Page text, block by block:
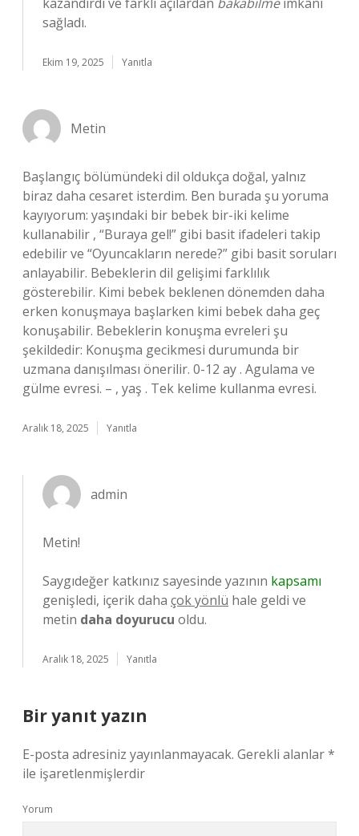
sağladı.
Ekim 19, 2025 Yanıtla
Metin
Başlangıç bölümündeki dil oldukça doğal, yalnız
biraz daha cesaret isterdim. Ben burada şu yoruma
kayıyorum: yaşındaki bir bebek bir-iki kelime
kullanabilir , “Buraya gel!” gibi basit ifadeleri takip
edebilir ve “Oyuncakların nerede?” gibi basit soruları
anlayabilir. Bebeklerin dil gelişimi farklılık
gösterebilir. Kimi bebek beklenen dönemden daha
erken konuşmaya başlarken kimi bebek daha geç
konuşabilir. Bebeklerin konuşma evreleri şu
şekildedir: Konuşma gecikmesi durumunda bir
uzmana danışılması önerilir. 0-12 ay . Agulama ve
gülme evresi. – , yaş . Tek kelime kullanma evresi.
Aralık 18, 2025 Yanıtla
admin
Metin!
Saygıdeğer katkınız sayesinde yazının kapsamı
genişledi, içerik daha çok yönlü hale geldi ve
metin daha doyurucu oldu.
Aralık 18, 2025 Yanıtla
Bir yanıt yazın
E-posta adresiniz yayınlanmayacak. Gerekli alanlar*
ile işaretlenmişlerdir
Yorum